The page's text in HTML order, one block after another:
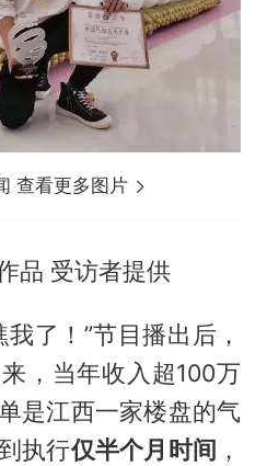
查看更多图片
品 受访者提供
了！”节目播出后，
，当年收入超100万
是江西一家楼盘的气
执行仅半个月时间 ，